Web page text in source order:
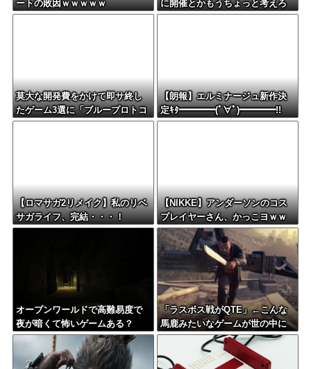
ートの敗因ｗｗｗｗｗ
に開催とかもうちょっと考えろ
よw
莫大な開発費をかけて即サ終し
たゲーム3選に「ブループロトコ
ル」「バビロン」「コンコー
【朗報】エルミナージュ新作決
定ｷﾀ━━━━(ﾟ∀ﾟ)━━━━!!
【ロマサガ2リメイク】私のリベ
サガライフ、完結・・・！
【NIKKE】アンダーソンのコス
プレイヤーさん、かっこヨｗｗ
ｗｗｗｗ
オープンワールドで高難易度で
夜が暗くて怖いゲームある？
「ラスボス戦がQTE」←こんな
馬鹿みたいなゲームが世の中に
は存在するらしい